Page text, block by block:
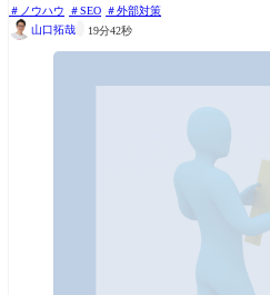
ノウハウ SEO
外部対策
山口拓哉
19分42秒